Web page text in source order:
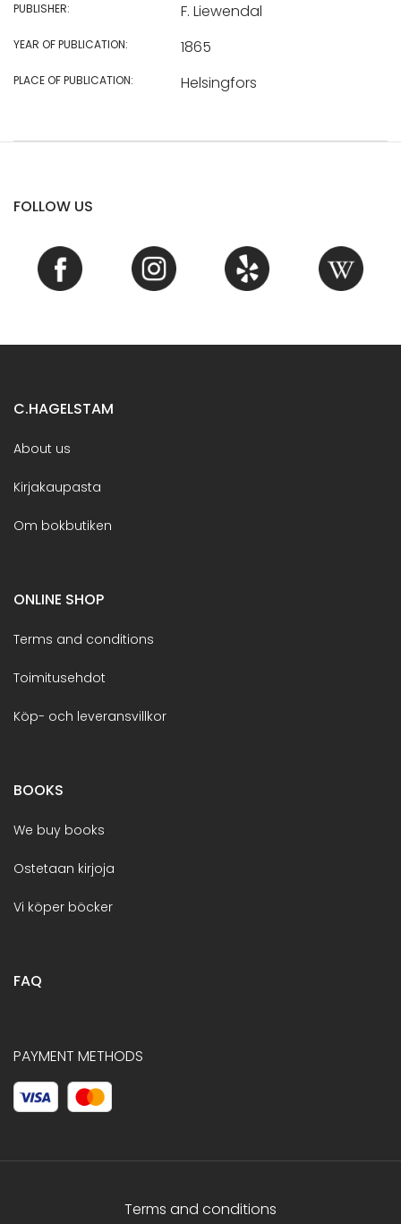
PUBLISHER: F. Liewendal
YEAR OF PUBLICATION: 1865
PLACE OF PUBLICATION: Helsingfors
FOLLOW US
C.HAGELSTAM
About us
Kirjakaupasta
Om bokbutiken
ONLINE SHOP
Terms and conditions
Toimitusehdot
Köp- och leveransvillkor
BOOKS
We buy books
Ostetaan kirjoja
Vi köper böcker
FAQ
PAYMENT METHODS
Terms and conditions